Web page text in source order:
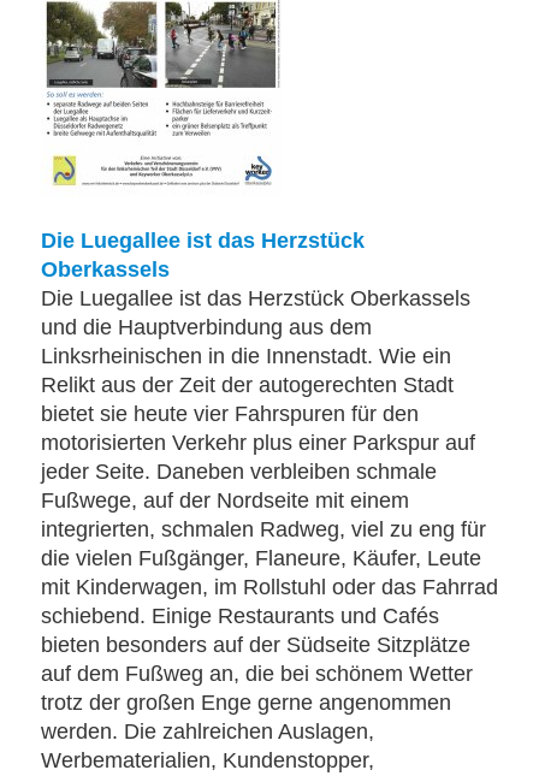
Die Luegallee ist das Herzstück
Oberkassels
Die Luegallee ist das Herzstück Oberkassels
und die Hauptverbindung aus dem
Linksrheinischen in die Innenstadt. Wie ein
Relikt aus der Zeit der autogerechten Stadt
bietet sie heute vier Fahrspuren für den
motorisierten Verkehr plus einer Parkspur auf
jeder Seite. Daneben verbleiben schmale
Fußwege, auf der Nordseite mit einem
integrierten, schmalen Radweg, viel zu eng für
die vielen Fußgänger, Flaneure, Käufer, Leute
mit Kinderwagen, im Rollstuhl oder das Fahrrad
schiebend. Einige Restaurants und Cafés
bieten besonders auf der Südseite Sitzplätze
auf dem Fußweg an, die bei schönem Wetter
trotz der großen Enge gerne angenommen
werden. Die zahlreichen Auslagen,
Werbematerialien, Kundenstopper,